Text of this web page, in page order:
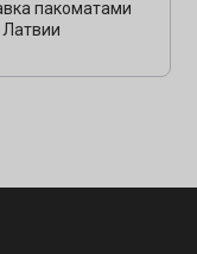
пакоматами